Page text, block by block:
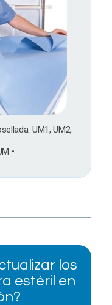
UM1, UM2,
•
los
estéril en